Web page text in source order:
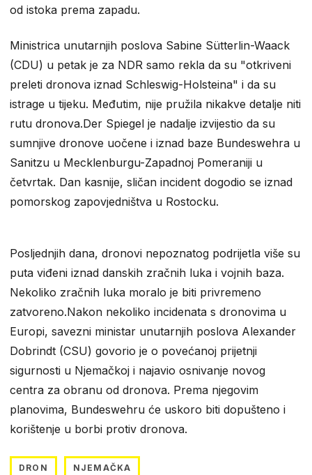
od istoka prema zapadu.
Ministrica unutarnjih poslova Sabine Sütterlin-Waack
(CDU) u petak je za NDR samo rekla da su "otkriveni
preleti dronova iznad Schleswig-Holsteina" i da su
istrage u tijeku. Međutim, nije pružila nikakve detalje niti
rutu dronova.Der Spiegel je nadalje izvijestio da su
sumnjive dronove uočene i iznad baze Bundeswehra u
Sanitzu u Mecklenburgu-Zapadnoj Pomeraniji u
četvrtak. Dan kasnije, sličan incident dogodio se iznad
pomorskog zapovjedništva u Rostocku.
Posljednjih dana, dronovi nepoznatog podrijetla više su
puta viđeni iznad danskih zračnih luka i vojnih baza.
Nekoliko zračnih luka moralo je biti privremeno
zatvoreno.Nakon nekoliko incidenata s dronovima u
Europi, savezni ministar unutarnjih poslova Alexander
Dobrindt (CSU) govorio je o povećanoj prijetnji
sigurnosti u Njemačkoj i najavio osnivanje novog
centra za obranu od dronova. Prema njegovim
planovima, Bundeswehru će uskoro biti dopušteno i
korištenje u borbi protiv dronova.
DRON NJEMAČKA